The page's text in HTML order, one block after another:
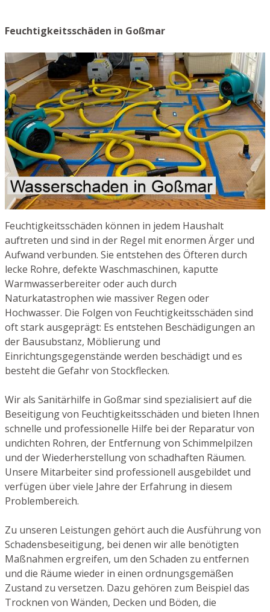
Feuchtigkeitsschäden in Goßmar
Feuchtigkeitsschäden können in jedem Haushalt
auftreten und sind in der Regel mit enormen Ärger und
Aufwand verbunden. Sie entstehen des Öfteren durch
lecke Rohre, defekte Waschmaschinen, kaputte
Warmwasserbereiter oder auch durch
Naturkatastrophen wie massiver Regen oder
Hochwasser. Die Folgen von Feuchtigkeitsschäden sind
oft stark ausgeprägt: Es entstehen Beschädigungen an
der Bausubstanz, Möblierung und
Einrichtungsgegenstände werden beschädigt und es
besteht die Gefahr von Stockflecken.
Wir als Sanitärhilfe in Goßmar sind spezialisiert auf die
Beseitigung von Feuchtigkeitsschäden und bieten Ihnen
schnelle und professionelle Hilfe bei der Reparatur von
undichten Rohren, der Entfernung von Schimmelpilzen
und der Wiederherstellung von schadhaften Räumen.
Unsere Mitarbeiter sind professionell ausgebildet und
verfügen über viele Jahre der Erfahrung in diesem
Problembereich.
Zu unseren Leistungen gehört auch die Ausführung von
Schadensbeseitigung, bei denen wir alle benötigten
Maßnahmen ergreifen, um den Schaden zu entfernen
und die Räume wieder in einen ordnungsgemäßen
Zustand zu versetzen. Dazu gehören zum Beispiel das
Trocknen von Wänden, Decken und Böden, die